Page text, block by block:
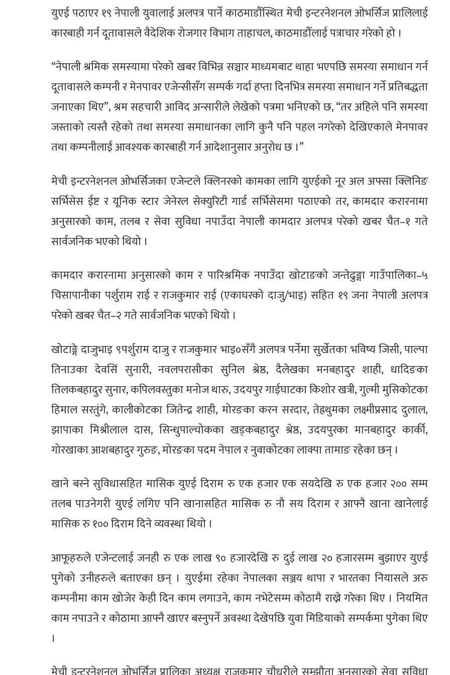
युएई पठाएर १९ नेपाली युवालाई अलपत्र पार्ने काठमाडौँस्थित मेची इन्टरनेशनल ओभर्सिज प्रालिलाई
कारबाही गर्न दूतावासले वैदेशिक रोजगार विभाग ताहाचल, काठमाडौँलाई पत्राचार गरेको हो ।
“नेपाली श्रमिक समस्यामा परेको खबर विभिन्न सञ्चार माध्यमबाट थाहा भएपछि समस्या समाधान गर्न
दूतावासले कम्पनी र मेनपावर एजेन्सीसँग सम्पर्क गर्दा हप्ता दिनभित्र समस्या समाधान गर्ने प्रतिबद्धता
जनाएका थिए”, श्रम सहचारी आविद अन्सारीले लेखेको पत्रमा भनिएको छ, “तर अहिले पनि समस्या
जस्ताको त्यस्तै रहेको तथा समस्या समाधानका लागि कुनै पनि पहल नगरेको देखिएकाले मेनपावर
तथा कम्पनीलाई आवश्यक कारबाही गर्न आदेशानुसार अनुरोध छ ।”
मेची इन्टरनेशनल ओभर्सिजका एजेन्टले क्लिनरको कामका लागि युएईको नूर अल अफ्सा क्लिनिङ
सर्भिसेस ईष्ट र यूनिक स्टार जेनेरल सेक्युरिटी गार्ड सर्भिसेसमा पठाएको तर, कामदार करारनामा
अनुसारको काम, तलब र सेवा सुविधा नपाउँदा नेपाली कामदार अलपत्र परेको खबर चैत–१ गते
सार्वजनिक भएको थियो ।
कामदार करारनामा अनुसारको काम र पारिश्रमिक नपाउँदा खोटाङको जन्तेढुङ्गा गाउँपालिका–५
चिसापानीका पर्शुराम राई र राजकुमार राई (एकाघरको दाजु/भाइ) सहित १९ जना नेपाली अलपत्र
परेको खबर चैत–२ गते सार्वजनिक भएको थियो ।
खोटाङ्गे दाजुभाइ ९पर्शुराम दाजु र राजकुमार भाइ०सँगै अलपत्र पर्नेमा सुर्खेतका भविष्य जिसी, पाल्पा
तिनाउका देवसिं सुनारी, नवलपरासीका सुनिल श्रेष्ठ, दैलेखका मनबहादुर शाही, धादिङका
तिलकबहादुर सुनार, कपिलवस्तुका मनोज थारु, उदयपुर गाईघाटका किशोर खत्री, गुल्मी मुसिकोटका
हिमाल सरतुंगे, कालीकोटका जितेन्द्र शाही, मोरङका करन सरदार, तेह्रथुमका लक्ष्मीप्रसाद दुलाल,
झापाका मिश्रीलाल दास, सिन्धुपाल्चोकका खड्कबहादुर श्रेष्ठ, उदयपुरका मानबहादुर कार्की,
गोरखाका आशबहादुर गुरुङ, मोरङका पदम नेपाल र नुवाकोटका लाक्पा तामाङ रहेका छन् ।
खाने बस्ने सुविधासहित मासिक युएई दिराम रु एक हजार एक सयदेखि रु एक हजार २०० सम्म
तलब पाउनेगरी युएई लगिए पनि खानासहित मासिक रु नौ सय दिराम र आफ्नै खाना खानेलाई
मासिक रु १०० दिराम दिने व्यवस्था थियो ।
आफूहरुले एजेन्टलाई जनही रु एक लाख ९० हजारदेखि रु दुई लाख २० हजारसम्म बुझाएर युएई
पुगेको उनीहरुले बताएका छन् । युएईमा रहेका नेपालका सञ्जय थापा र भारतका नियासले अरु
कम्पनीमा काम खोजेर केही दिन काम लगाउने, काम नभेटेसम्म कोठामै राख्ने गरेका थिए । नियमित
काम नपाउने र कोठामा आफ्नै खाएर बस्नुपर्ने अवस्था देखेपछि युवा मिडियाको सम्पर्कमा पुगेका थिए
।